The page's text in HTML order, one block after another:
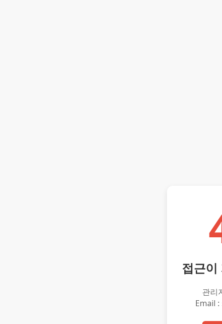
접근이
관리
Email